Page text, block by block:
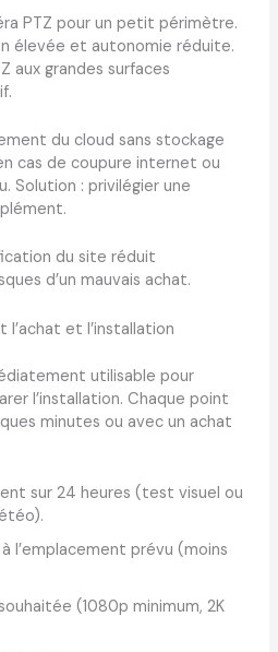
PTZ pour un petit périmètre.
élevée et autonomie réduite.
aux grandes surfaces
du cloud sans stockage
cas de coupure internet ou
Solution : privilégier une
du site réduit
d’un mauvais achat.
et l’installation
utilisable pour
l’installation. Chaque point
minutes ou avec un achat
sur 24 heures (test visuel ou
l’emplacement prévu (moins
(1080p minimum, 2K